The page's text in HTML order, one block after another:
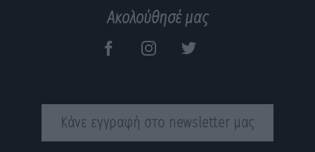
Ακολούθησέ μας
Κάνε εγγραφή στο newsletter μας